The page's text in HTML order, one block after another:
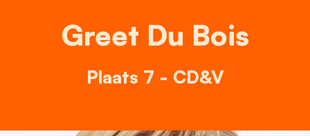
Greet Du Bois
Plaats 7 - CD&V